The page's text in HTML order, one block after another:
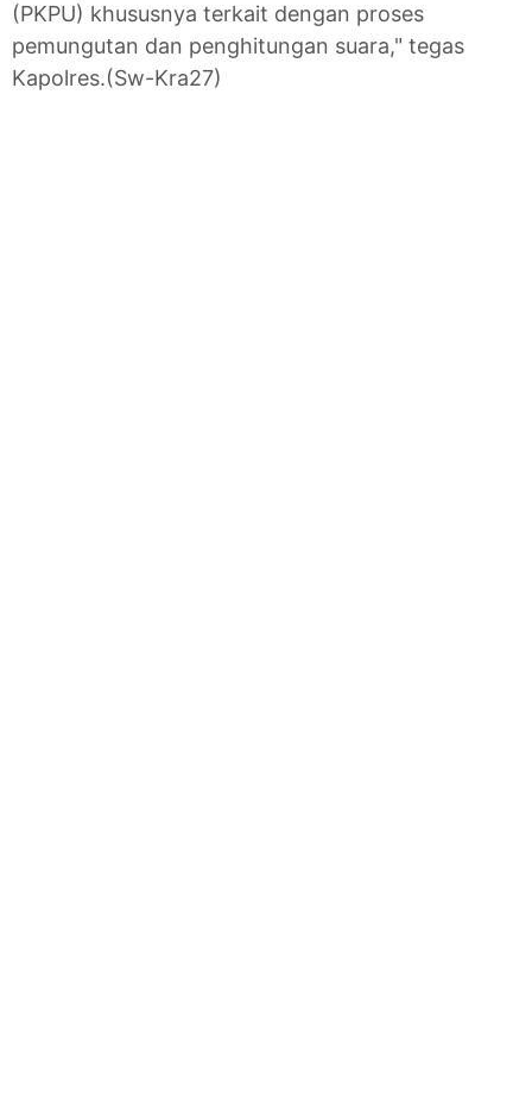
(PKPU) khususnya terkait dengan proses
pemungutan dan penghitungan suara," tegas
Kapolres.(Sw-Kra27)